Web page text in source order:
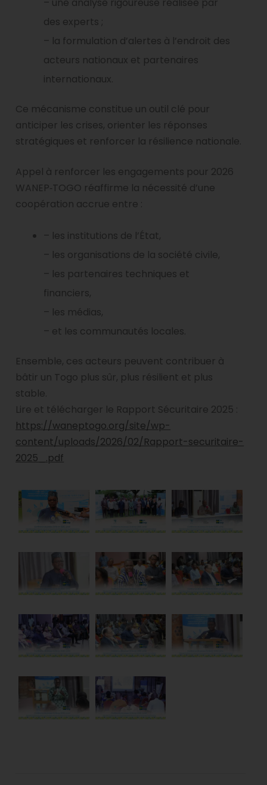
– une analyse rigoureuse réalisée par
des experts ;
– la formulation d’alertes à l’endroit des
acteurs nationaux et partenaires
internationaux.
Ce mécanisme constitue un outil clé pour
anticiper les crises, orienter les réponses
stratégiques et renforcer la résilience nationale.
Appel à renforcer les engagements pour 2026
WANEP‑TOGO réaffirme la nécessité d’une
coopération accrue entre :
– les institutions de l’État,
– les organisations de la société civile,
– les partenaires techniques et
financiers,
– les médias,
– et les communautés locales.
Ensemble, ces acteurs peuvent contribuer à
bâtir un Togo plus sûr, plus résilient et plus
stable.
Lire et télécharger le Rapport Sécuritaire 2025 :
https://waneptogo.org/site/wp-
content/uploads/2026/02/Rapport-securitaire-
2025_.pdf